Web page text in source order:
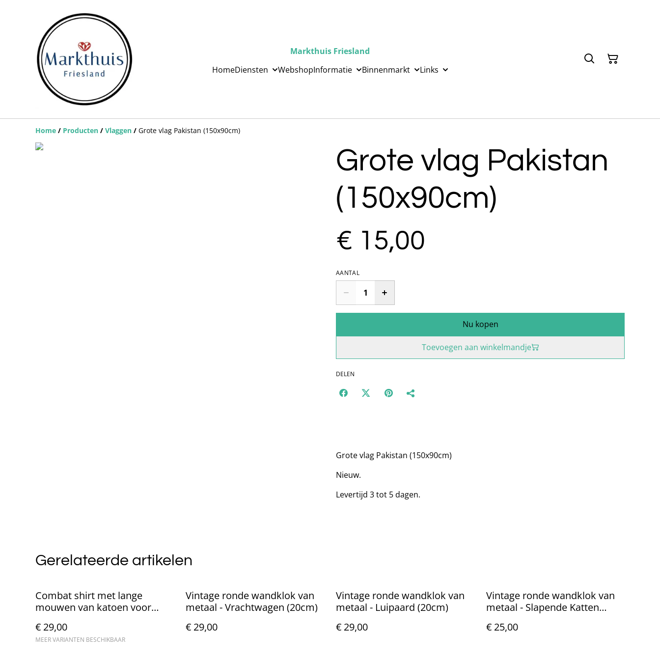
Markthuis Friesland
HomeDiensten WebshopInformatie Binnenmarkt Links
Home / Producten / Vlaggen / Grote vlag Pakistan (150x90cm)
Grote vlag Pakistan
(150x90cm)
€ 15,00
AANTAL
Nu kopen
Toevoegen aan winkelmandje
DELEN
Grote vlag Pakistan (150x90cm)
Nieuw.
Levertijd 3 tot 5 dagen.
Gerelateerde artikelen
Combat shirt met lange
mouwen van katoen voor
€ 29,00
MEER VARIANTEN BESCHIKBAAR
Vintage ronde wandklok van
metaal - Vrachtwagen (20cm)
€ 29,00
Vintage ronde wandklok van
metaal - Luipaard (20cm)
€ 29,00
Vintage ronde wandklok van
metaal - Slapende Katten
€ 25,00